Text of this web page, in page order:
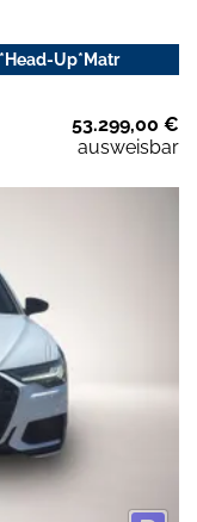
Up*Matr
53.299,00 €
ausweisbar